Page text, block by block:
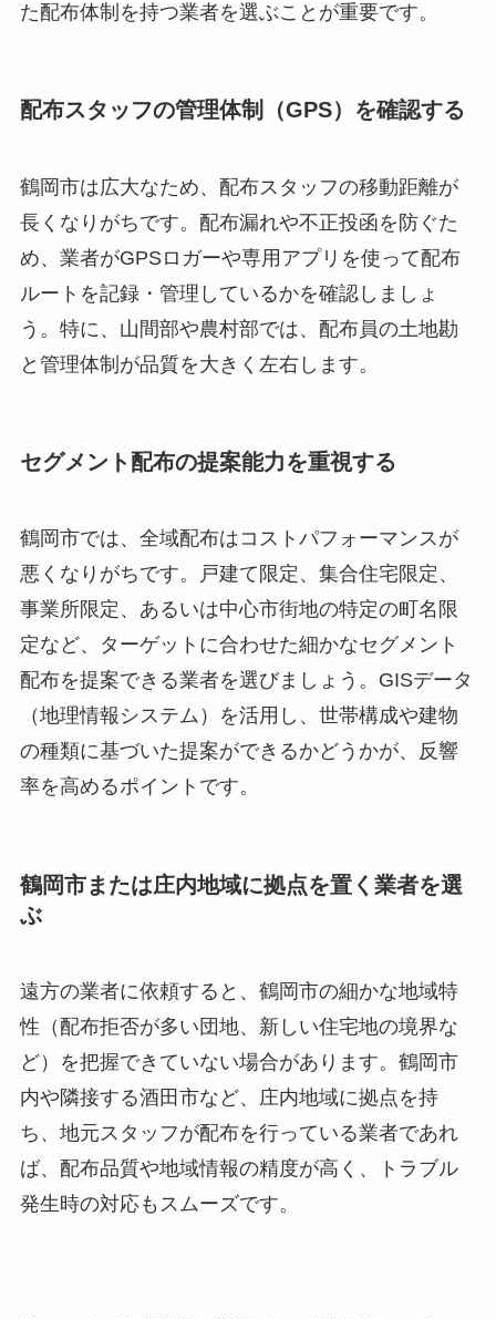
た配布体制を持つ業者を選ぶことが重要です。
配布スタッフの管理体制（GPS）を確認する
鶴岡市は広大なため、配布スタッフの移動距離が
長くなりがちです。配布漏れや不正投函を防ぐた
め、業者がGPSロガーや専用アプリを使って配布
ルートを記録・管理しているかを確認しましょ
う。特に、山間部や農村部では、配布員の土地勘
と管理体制が品質を大きく左右します。
セグメント配布の提案能力を重視する
鶴岡市では、全域配布はコストパフォーマンスが
悪くなりがちです。戸建て限定、集合住宅限定、
事業所限定、あるいは中心市街地の特定の町名限
定など、ターゲットに合わせた細かなセグメント
配布を提案できる業者を選びましょう。GISデータ
（地理情報システム）を活用し、世帯構成や建物
の種類に基づいた提案ができるかどうかが、反響
率を高めるポイントです。
鶴岡市または庄内地域に拠点を置く業者を選
ぶ
遠方の業者に依頼すると、鶴岡市の細かな地域特
性（配布拒否が多い団地、新しい住宅地の境界な
ど）を把握できていない場合があります。鶴岡市
内や隣接する酒田市など、庄内地域に拠点を持
ち、地元スタッフが配布を行っている業者であれ
ば、配布品質や地域情報の精度が高く、トラブル
発生時の対応もスムーズです。